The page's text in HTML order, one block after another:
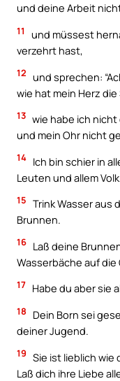
und deine Arbeit
11
und müssest
verzehrt hast,
12 und sprechen:
wie hat mein Herz
13 wie habe ich
und mein Ohr nicht
14 Ich bin schier in
Leuten und allem
15 Trink Wasser aus
Brunnen.
16 Laß deine
Wasserbäche auf die
17 Habe du aber sie
18
Dein Born sei
deiner Jugend.
19 Sie ist lieblich wie
Laß dich ihre Liebe